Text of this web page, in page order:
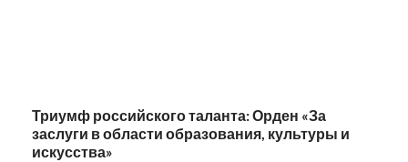
Триумф российского таланта: Орден «За
заслуги в области образования, культуры и
искусства»